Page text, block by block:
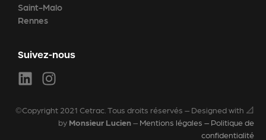
Saint-Malo
Rennes
Suivez-nous
©Copyright 2021 Cetrac. Tous droits réservés – Designed with 📐
by Monsieur Lucien– Mentions légales – Politique de
confidentialité